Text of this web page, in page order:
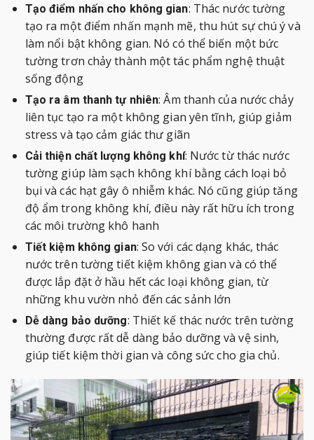
Tạo điểm nhấn cho không gian: Thác nước tường
tạo ra một điểm nhấn mạnh mẽ, thu hút sự chú ý và
làm nổi bật không gian. Nó có thể biến một bức
tường trơn chảy thành một tác phẩm nghệ thuật
sống động
Tạo ra âm thanh tự nhiên: Âm thanh của nước chảy
liên tục tạo ra một không gian yên tĩnh, giúp giảm
stress và tạo cảm giác thư giãn
Cải thiện chất lượng không khí: Nước từ thác nước
tường giúp làm sạch không khí bằng cách loại bỏ
bụi và các hạt gây ô nhiễm khác. Nó cũng giúp tăng
độ ẩm trong không khí, điều này rất hữu ích trong
các môi trường khô hanh
Tiết kiệm không gian: So với các dạng khác, thác
nước trên tường tiết kiệm không gian và có thể
được lắp đặt ở hầu hết các loại không gian, từ
những khu vườn nhỏ đến các sảnh lớn
Dễ dàng bảo dưỡng: Thiết kế thác nước trên tường
thường được rất dễ dàng bảo dưỡng và vệ sinh,
giúp tiết kiệm thời gian và công sức cho gia chủ.